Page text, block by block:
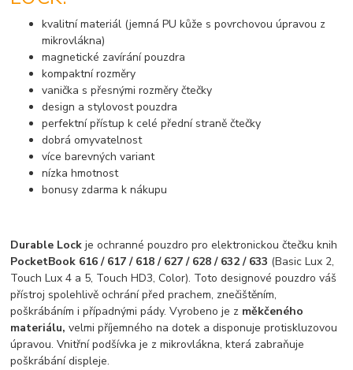
kvalitní materiál (jemná PU kůže s povrchovou úpravou z
mikrovlákna)
magnetické zavírání pouzdra
kompaktní rozměry
vanička s přesnými rozměry čtečky
design a stylovost pouzdra
perfektní přístup k celé přední straně čtečky
dobrá omyvatelnost
více barevných variant
nízka hmotnost
bonusy zdarma k nákupu
Durable Lock je ochranné pouzdro pro elektronickou čtečku knih
PocketBook 616 / 617 / 618 / 627 / 628 / 632 / 633 (Basic Lux 2,
Touch Lux 4 a 5, Touch HD3, Color). Toto designové pouzdro váš
přístroj spolehlivě ochrání před prachem, znečištěním,
poškrábáním i případnými pády. Vyrobeno je z měkčeného
materiálu, velmi příjemného na dotek a disponuje protiskluzovou
úpravou. Vnitřní podšívka je z mikrovlákna, která zabraňuje
poškrábání displeje.